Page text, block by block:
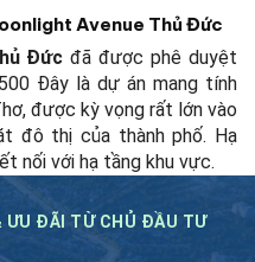
Avenue Thủ Đức
Đức đã được phê duyệt
Đây là dự án mang tính
được kỳ vọng rất lớn vào
đô thị của thành phố. Hạ
nối với hạ tầng khu vực.
ƯU ĐÃI TỪ CHỦ ĐẦU TƯ